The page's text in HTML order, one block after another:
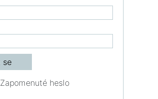
Zapomenuté heslo